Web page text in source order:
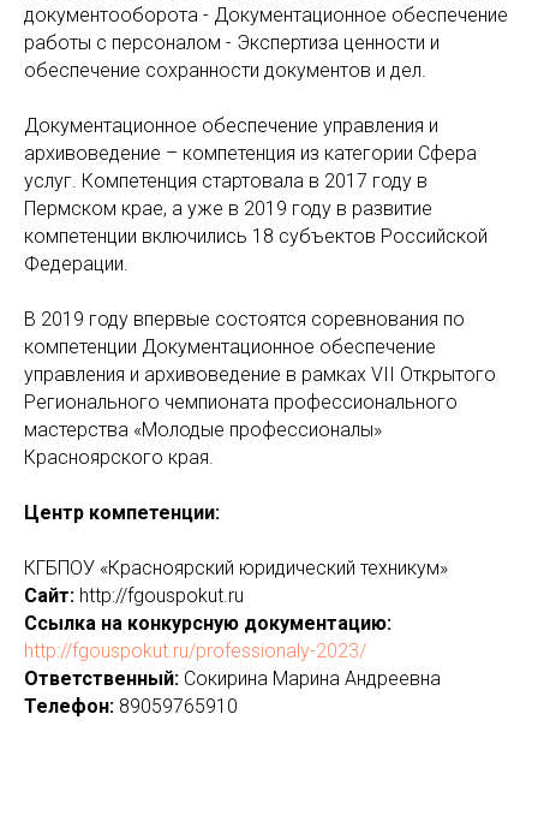
документооборота - Документационное обеспечение
работы с персоналом - Экспертиза ценности и
обеспечение сохранности документов и дел.
Документационное обеспечение управления и
архивоведение – компетенция из категории Сфера
услуг. Компетенция стартовала в 2017 году в
Пермском крае, а уже в 2019 году в развитие
компетенции включились 18 субъектов Российской
Федерации.
В 2019 году впервые состоятся соревнования по
компетенции Документационное обеспечение
управления и архивоведение в рамках VII Открытого
Регионального чемпионата профессионального
мастерства «Молодые профессионалы»
Красноярского края.
Центр компетенции:
КГБПОУ «Красноярский юридический техникум»
Сайт: http://fgouspokut.ru
Ссылка на конкурсную документацию:
http://fgouspokut.ru/professionaly-2023/
Ответственный: Сокирина Марина Андреевна
Телефон: 89059765910